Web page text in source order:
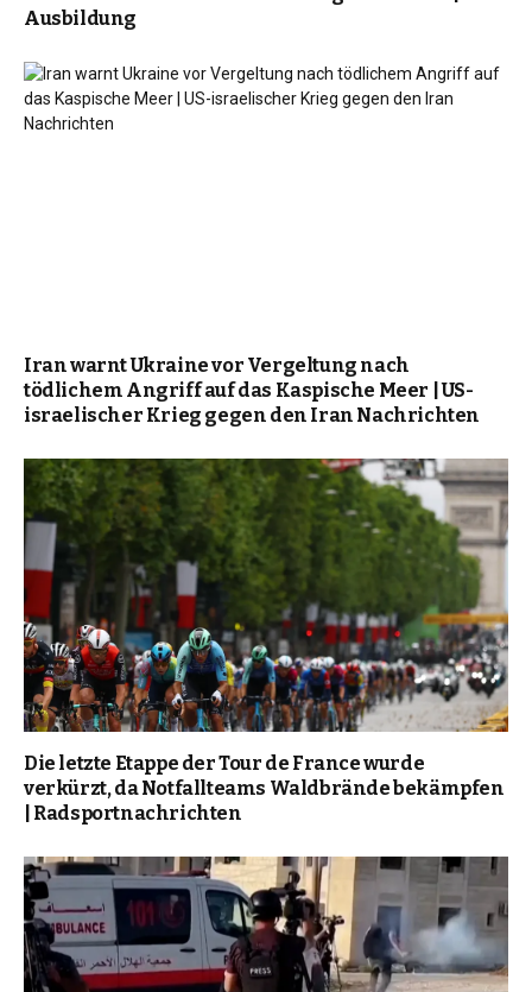
Ausbildung
Iran warnt Ukraine vor Vergeltung nach
tödlichem Angriff auf das Kaspische Meer | US-
israelischer Krieg gegen den Iran Nachrichten
Die letzte Etappe der Tour de France wurde
verkürzt, da Notfallteams Waldbrände bekämpfen
| Radsportnachrichten